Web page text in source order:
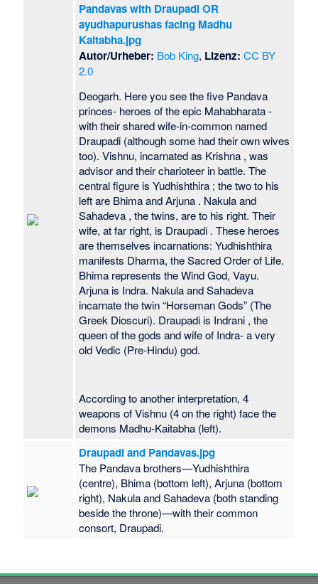
Pandavas with Draupadi OR
ayudhapurushas facing Madhu
Kaitabha.jpg
Autor/Urheber: Bob King, Lizenz: CC BY
2.0
Deogarh. Here you see the five Pandava
princes- heroes of the epic Mahabharata -
with their shared wife-in-common named
Draupadi (although some had their own wives
too). Vishnu, incarnated as Krishna , was
advisor and their charioteer in battle. The
central figure is Yudhishthira ; the two to his
left are Bhima and Arjuna . Nakula and
Sahadeva , the twins, are to his right. Their
wife, at far right, is Draupadi . These heroes
are themselves incarnations: Yudhishthira
manifests Dharma, the Sacred Order of Life.
Bhima represents the Wind God, Vayu.
Arjuna is Indra. Nakula and Sahadeva
incarnate the twin “Horseman Gods” (The
Greek Dioscuri). Draupadi is Indrani , the
queen of the gods and wife of Indra- a very
old Vedic (Pre-Hindu) god.
According to another interpretation, 4
weapons of Vishnu (4 on the right) face the
demons Madhu-Kaitabha (left).
Draupadi and Pandavas.jpg
The Pandava brothers—Yudhishthira
(centre), Bhima (bottom left), Arjuna (bottom
right), Nakula and Sahadeva (both standing
beside the throne)—with their common
consort, Draupadi.